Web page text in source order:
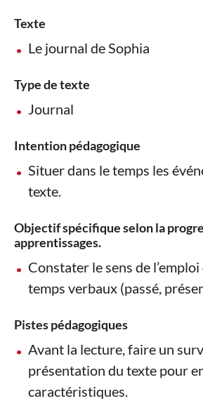
Texte
Le journal de Sophia
Type de texte
Journal
Intention pédagogique
Situer dans le temps les
texte.
Objectif spécifique selon la
apprentissages.
Constater le sens de
temps verbaux (passé,
Pistes pédagogiques
Avant la lecture, faire un
présentation du texte pour
caractéristiques.